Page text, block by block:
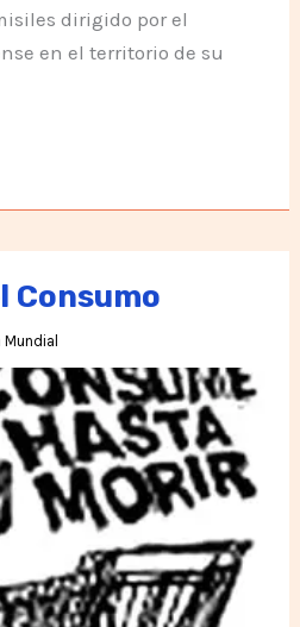
dirigido por el
en el territorio de su
Consumo